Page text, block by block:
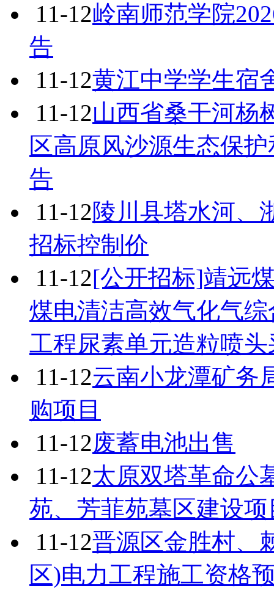
11-12岭南师范学院
告
11-12黄江中学学生宿
11-12山西省桑干河杨
区高原风沙源生态保
告
11-12陵川县塔水河、
招标控制价
11-12[公开招标]靖远
煤电清洁高效气化气
工程尿素单元造粒喷
11-12云南小龙潭矿务
购项目
11-12废蓄电池出售
11-12太原双塔革命公
苑、芳菲苑墓区建设
11-12晋源区金胜村、
区)电力工程施工资格